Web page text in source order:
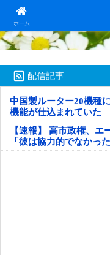
ホーム日本第一！ニュ
配信記事
中国製ルーター20機種
機能が仕込まれていた
【速報】 高市政権、
「彼は協力的でなかっ
判明